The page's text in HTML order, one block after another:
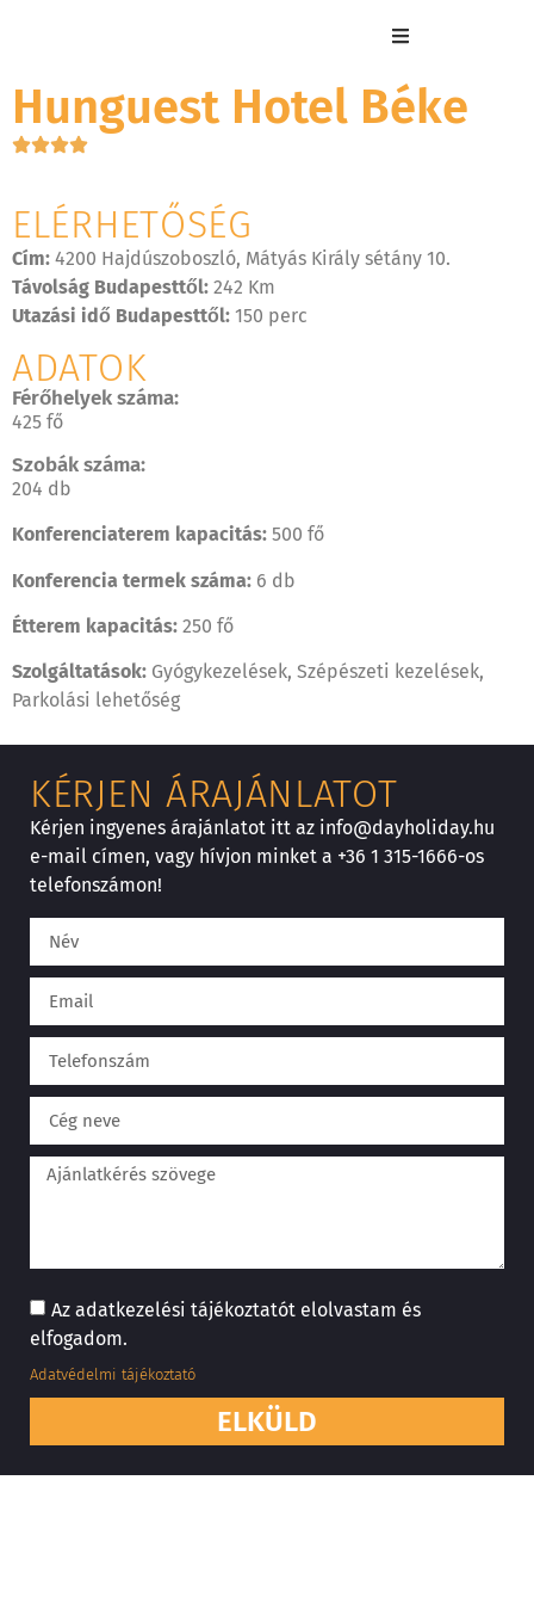
Hunguest Hotel Béke
ELÉRHETŐSÉG
Cím: 4200 Hajdúszoboszló, Mátyás Király sétány 10.
Távolság Budapesttől: 242 Km
Utazási idő Budapesttől: 150 perc
ADATOK
Férőhelyek száma:
425 fő
Szobák száma:
204 db
Konferenciaterem kapacitás: 500 fő
Konferencia termek száma: 6 db
Étterem kapacitás: 250 fő
Szolgáltatások: Gyógykezelések, Szépészeti kezelések,
Parkolási lehetőség
KÉRJEN ÁRAJÁNLATOT
Kérjen ingyenes árajánlatot itt az info@dayholiday.hu
e-mail címen, vagy hívjon minket a +36 1 315-1666-os
telefonszámon!
Az adatkezelési tájékoztatót elolvastam és
elfogadom.
Adatvédelmi tájékoztató
ELKÜLD